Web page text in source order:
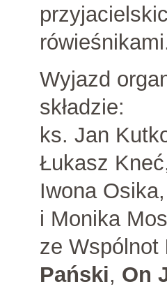
Wyjazd
składzie:
ks. Jan
Łukasz
Iwona
i Monika
ze Wspólnot
Pański, On